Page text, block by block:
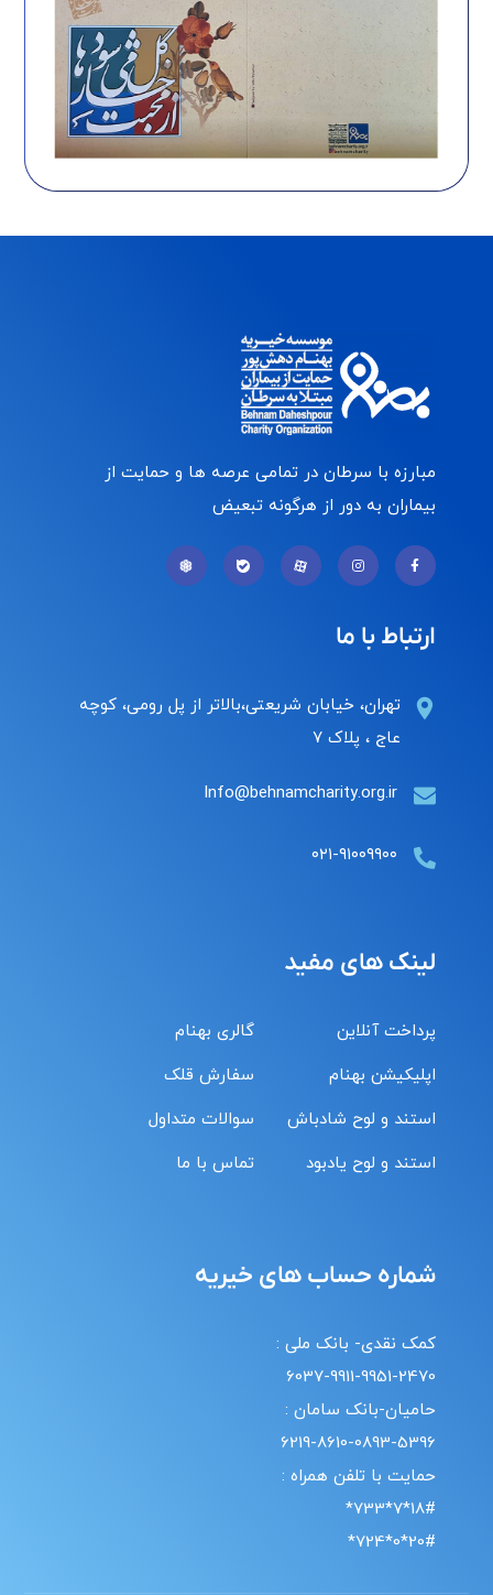
مبارزه با سرطان در تمامی عرصه ها و حمایت از
بیماران به دور از هرگونه تبعیض
ارتباط با ما
تهران، خیابان شریعتی،بالاتر از پل رومی، کوچه
عاج ، پلاک ۷
Info@behnamcharity.org.ir
۰۲۱-۹۱۰۰۹۹۰۰
لینک های مفید
پرداخت آنلاین
اپلیکیشن بهنام
استند و لوح شادباش
استند و لوح یادبود
گالری بهنام
سفارش قلک
سوالات متداول
تماس با ما
شماره حساب های خیریه
کمک نقدی- بانک ملی :
6037-9911-9951-2470
حامیان-بانک سامان :
6219-8610-0893-5396
حمایت با تلفن همراه :
18#*7*733*
20#*0*724*